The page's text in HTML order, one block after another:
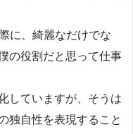
に、綺麗なだけでな
の役割だと思って仕事
していますが、そうは
独自性を表現すること